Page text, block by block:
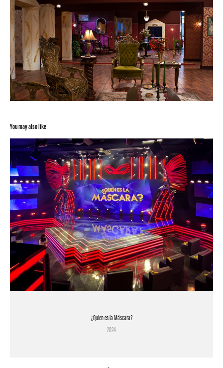
You may also like
¿Quien es la Máscara?
2024